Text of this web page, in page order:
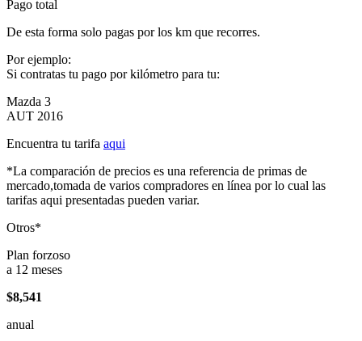
Pago total
De esta forma solo pagas por los km que recorres.
Por ejemplo:
Si contratas tu pago por kilómetro para tu:
Mazda 3
AUT 2016
Encuentra tu tarifa aqui
*La comparación de precios es una referencia de primas de
mercado,tomada de varios compradores en línea por lo cual las
tarifas aqui presentadas pueden variar.
Otros*
Plan forzoso
a 12 meses
$8,541
anual